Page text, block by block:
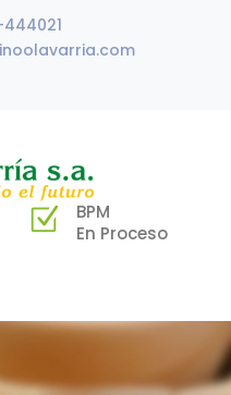
BPM
En Proceso